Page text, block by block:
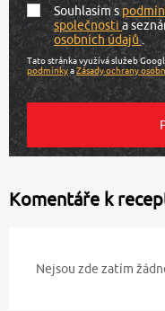
Souhlasím s
společnostia
osobních údajů.
Tato stránka využívá služeb
podmínkyaZásady ochrany
Komentáře k
Nejsou zde zatím